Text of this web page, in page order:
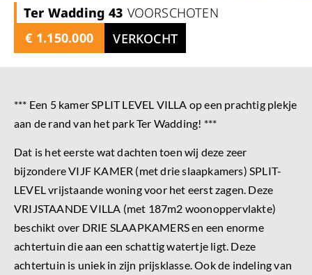
Ter Wadding 43 VOORSCHOTEN
€ 1.150.000
VERKOCHT
*** Een 5 kamer SPLIT LEVEL VILLA op een prachtig plekje
aan de rand van het park Ter Wadding! ***
Dat is het eerste wat dachten toen wij deze zeer
bijzondere VIJF KAMER (met drie slaapkamers) SPLIT-
LEVEL vrijstaande woning voor het eerst zagen. Deze
VRIJSTAANDE VILLA (met 187m2 woonoppervlakte)
beschikt over DRIE SLAAPKAMERS en een enorme
achtertuin die aan een schattig watertje ligt. Deze
achtertuin is uniek in zijn prijsklasse. Ook de indeling van